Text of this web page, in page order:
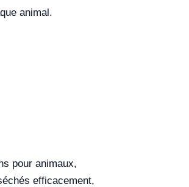
animal.
pour animaux,
efficacement,